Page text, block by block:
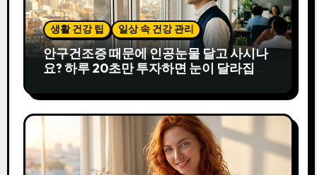
생활 건강 팁 일상 속 건강 관리
안구건조증 때문에 인공눈물 달고 사시나
요? 하루 20초만 투자하면 눈이 달라집니